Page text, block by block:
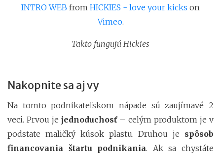
INTRO WEB from HICKIES - love your kicks on
Vimeo.
Takto fungujú Hickies
Nakopnite sa aj vy
Na tomto podnikateľskom nápade sú zaujímavé 2
veci. Prvou je jednoduchosť – celým produktom je v
podstate maličký kúsok plastu. Druhou je spôsob
financovania štartu podnikania. Ak sa chystáte